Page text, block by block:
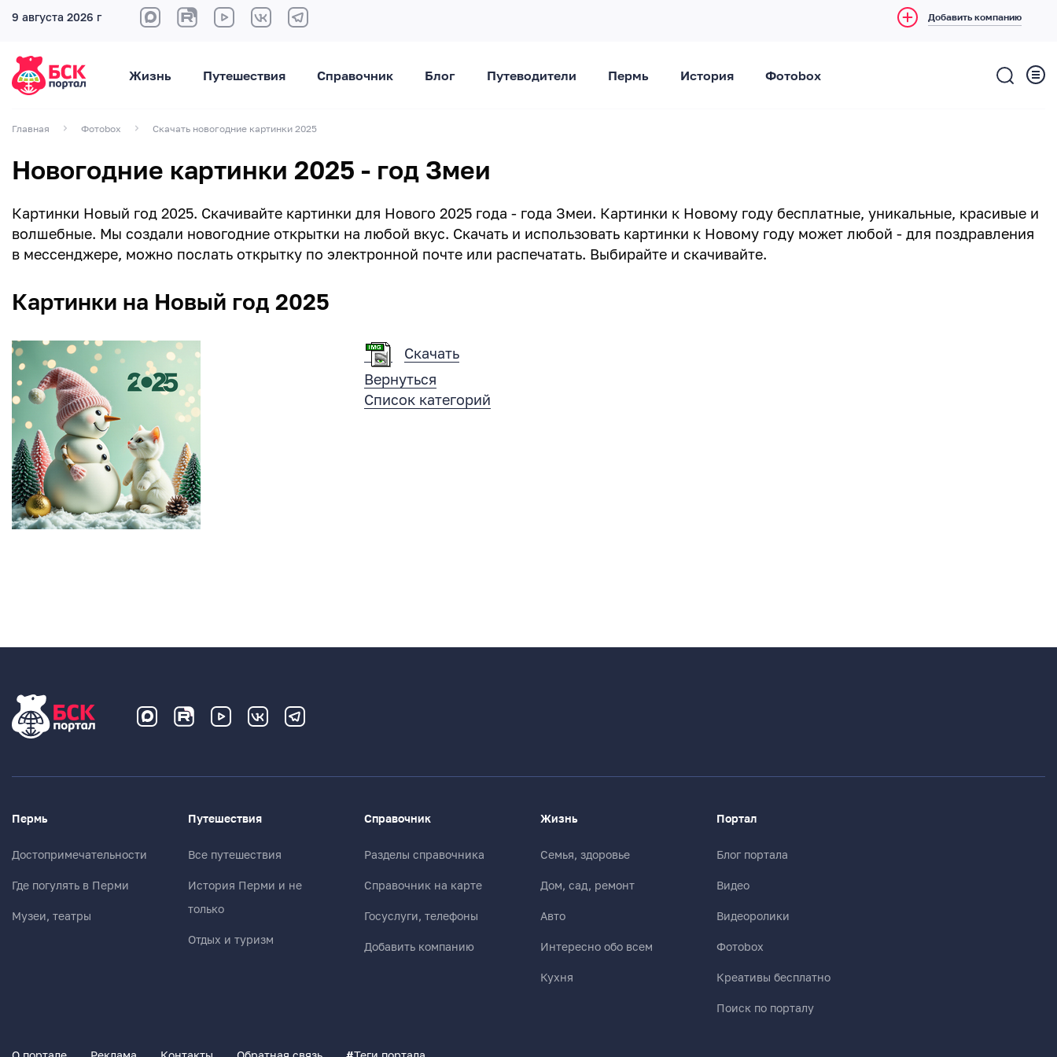
9 августа 2026 г Добавить компанию
Жизнь Путешествия Справочник Блог Путеводители Пермь История Фотоbox
Главная Фотоbox Скачать новогодние картинки 2025
Новогодние картинки 2025 - год Змеи
Картинки Новый год 2025. Скачивайте картинки для Нового 2025 года - года Змеи. Картинки к Новому году бесплатные, уникальные, красивые и
волшебные. Мы создали новогодние открытки на любой вкус. Скачать и использовать картинки к Новому году может любой - для поздравления
в мессенджере, можно послать открытку по электронной почте или распечатать. Выбирайте и скачивайте.
Картинки на Новый год 2025
Скачать
Вернуться
Список категорий
Пермь
Достопримечательности
Где погулять в Перми
Музеи, театры
Путешествия
Все путешествия
История Перми и не
только
Отдых и туризм
Справочник
Разделы справочника
Справочник на карте
Госуслуги, телефоны
Добавить компанию
Жизнь
Семья, здоровье
Дом, сад, ремонт
Авто
Интересно обо всем
Кухня
Портал
Блог портала
Видео
Видеоролики
Фотоbox
Креативы бесплатно
Поиск по порталу